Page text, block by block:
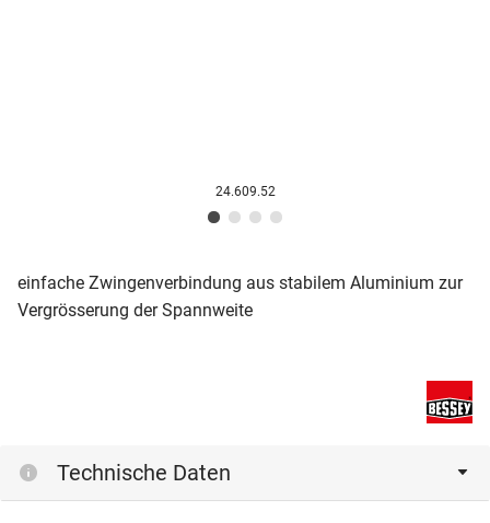
24.609.52
einfache Zwingenverbindung aus stabilem Aluminium zur
Vergrösserung der Spannweite
Technische Daten